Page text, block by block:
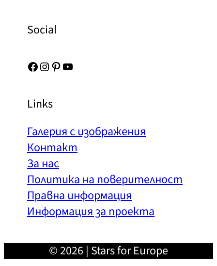
Social
Facebook Instagram Pinterest YouTube
Links
Галерия с изображения
Контакт
За нас
Политика на поверителност
Правна информация
Информация за проекта
© 2026 | Stars for Europe